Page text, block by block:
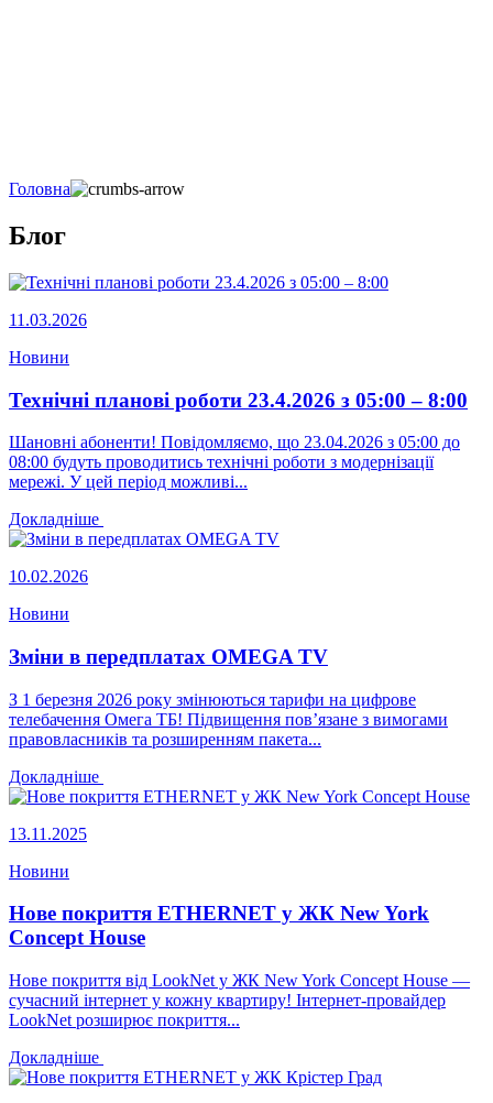
Головна
Блог
11.03.2026
Новини
Технічні планові роботи 23.4.2026 з 05:00 – 8:00
Шановні абоненти! Повідомляємо, що 23.04.2026 з 05:00 до
08:00 будуть проводитись технічні роботи з модернізації
мережі. У цей період можливі...
Докладніше
10.02.2026
Новини
Зміни в передплатах OMEGA TV
З 1 березня 2026 року змінюються тарифи на цифрове
телебачення Омега ТБ! Підвищення пов’язане з вимогами
правовласників та розширенням пакета...
Докладніше
13.11.2025
Новини
Нове покриття ETHERNET у ЖК New York
Concept House
Нове покриття від LookNet у ЖК New York Concept House —
сучасний інтернет у кожну квартиру! Інтернет-провайдер
LookNet розширює покриття...
Докладніше